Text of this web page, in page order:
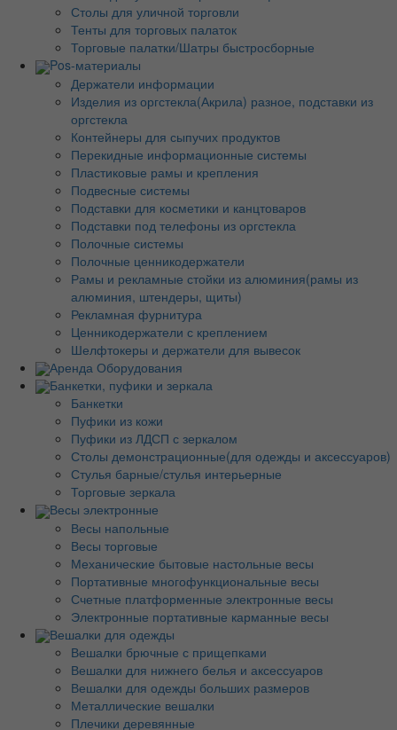
Столы для уличной торговли
Тенты для торговых палаток
Торговые палатки/Шатры быстросборные
Pos-материалы
Держатели информации
Изделия из оргстекла(Акрила) разное, подставки из
оргстекла
Контейнеры для сыпучих продуктов
Перекидные информационные системы
Пластиковые рамы и крепления
Подвесные системы
Подставки для косметики и канцтоваров
Подставки под телефоны из оргстекла
Полочные системы
Полочные ценникодержатели
Рамы и рекламные стойки из алюминия(рамы из
алюминия, штендеры, щиты)
Рекламная фурнитура
Ценникодержатели с креплением
Шелфтокеры и держатели для вывесок
Аренда Оборудования
Банкетки, пуфики и зеркала
Банкетки
Пуфики из кожи
Пуфики из ЛДСП с зеркалом
Столы демонстрационные(для одежды и аксессуаров)
Стулья барные/стулья интерьерные
Торговые зеркала
Весы электронные
Весы напольные
Весы торговые
Механические бытовые настольные весы
Портативные многофункциональные весы
Счетные платформенные электронные весы
Электронные портативные карманные весы
Вешалки для одежды
Вешалки брючные с прищепками
Вешалки для нижнего белья и аксессуаров
Вешалки для одежды больших размеров
Металлические вешалки
Плечики деревянные